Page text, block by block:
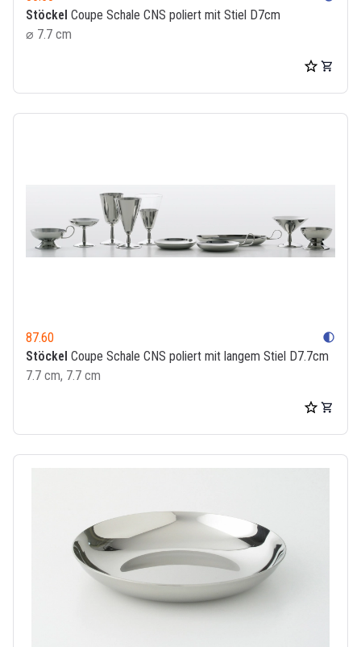
Stöckel Coupe Schale CNS poliert mit Stiel D7cm
⌀ 7.7 cm
87.60 contrast
Stöckel Coupe Schale CNS poliert mit langem Stiel D7.7cm
7.7 cm, 7.7 cm